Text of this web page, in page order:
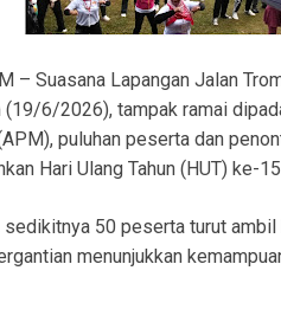
– Suasana Lapangan Jalan
(19/6/2026), tampak ramai
puluhan peserta dan
Hari Ulang Tahun (HUT) ke-
50 peserta turut
menunjukkan